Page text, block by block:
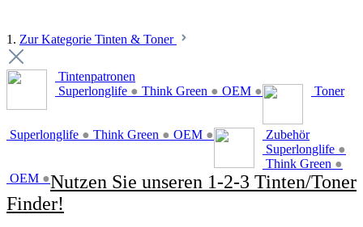
1. Zur Kategorie Tinten & Toner
Tintenpatronen
Superlonglife ● Think Green ● OEM ● Toner
Superlonglife ● Think Green ● OEM ●
Zubehör
Superlonglife ●
Think Green ●
OEM ●Nutzen Sie unseren 1-2-3 Tinten/Toner
Finder!